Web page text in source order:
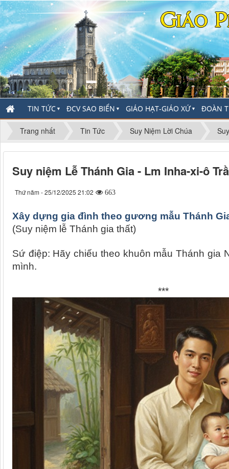
TIN TỨC ▼ ĐCV SAO BIỂN ▼ GIÁO HẠT-GIÁO XỨ▼ ĐOÀN
Trang nhất Tin Tức Suy Niệm Lời Chúa
Suy niệm Lễ Thánh Gia - Lm Inha-xi-ô
Thứ năm - 25/12/2025 21:02 663
Xây dựng gia đình theo gương mẫu Thánh
(Suy niệm lễ Thánh gia thất)
Sứ điệp: Hãy chiếu theo khuôn mẫu Thánh gia
mình.
***